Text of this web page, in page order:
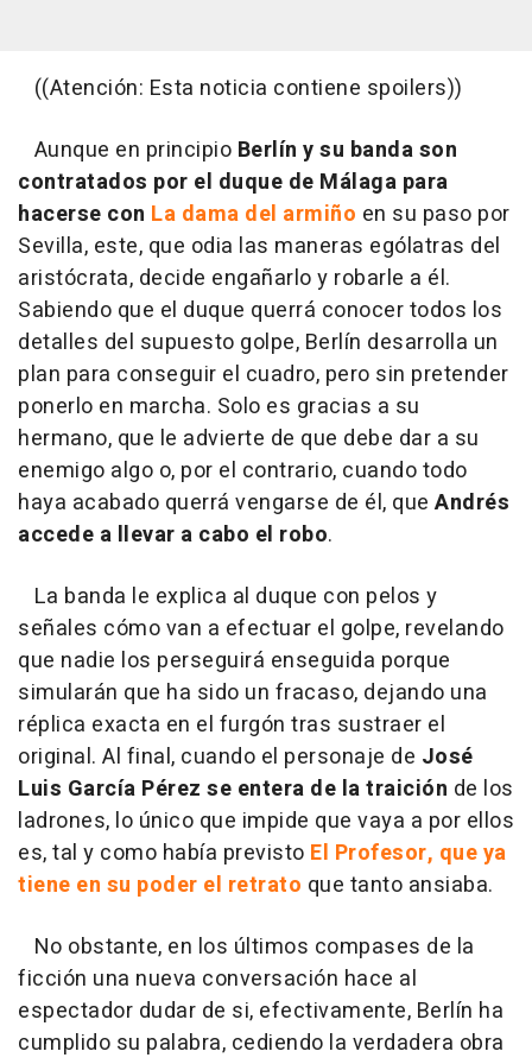
((Atención: Esta noticia contiene spoilers))
Aunque en principio Berlín y su banda son
contratados por el duque de Málaga para
hacerse con La dama del armiño en su paso por
Sevilla, este, que odia las maneras ególatras del
aristócrata, decide engañarlo y robarle a él.
Sabiendo que el duque querrá conocer todos los
detalles del supuesto golpe, Berlín desarrolla un
plan para conseguir el cuadro, pero sin pretender
ponerlo en marcha. Solo es gracias a su
hermano, que le advierte de que debe dar a su
enemigo algo o, por el contrario, cuando todo
haya acabado querrá vengarse de él, que Andrés
accede a llevar a cabo el robo.
La banda le explica al duque con pelos y
señales cómo van a efectuar el golpe, revelando
que nadie los perseguirá enseguida porque
simularán que ha sido un fracaso, dejando una
réplica exacta en el furgón tras sustraer el
original. Al final, cuando el personaje de José
Luis García Pérez se entera de la traición de los
ladrones, lo único que impide que vaya a por ellos
es, tal y como había previsto El Profesor, que ya
tiene en su poder el retrato que tanto ansiaba.
No obstante, en los últimos compases de la
ficción una nueva conversación hace al
espectador dudar de si, efectivamente, Berlín ha
cumplido su palabra, cediendo la verdadera obra